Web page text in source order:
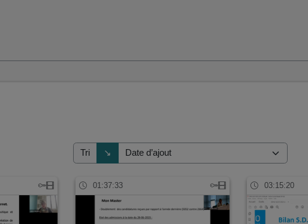
Tri ↘
Direction de tri
01:37:33 03:15:20